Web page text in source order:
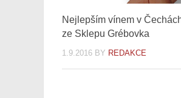
Nejlepším vínem v
ze Sklepu Grébovka
1.9.2016 BY REDAKCE